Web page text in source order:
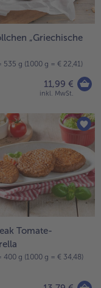
nach Wahl
„Griechische
535 g (1000 g = € 22,41)
11,99 €
inkl. MwSt.
Tomate-
400 g (1000 g = € 34,48)